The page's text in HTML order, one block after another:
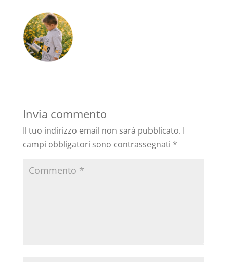
Invia commento
Il tuo indirizzo email non sarà pubblicato. I
campi obbligatori sono contrassegnati *